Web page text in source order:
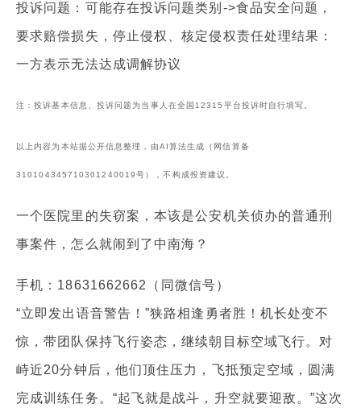
投诉问题：可能存在投诉问题类别->食品安全问题，
要求赔偿损失，停止侵权、核定侵权责任处理结果：
一方表示无法达成调解协议
注：投诉基本信息、投诉问题为当事人在全国12315平台投诉时自行填写。
以上内容为本站据公开信息整理，由AI算法生成（网信算备
310104345710301240019号），不构成投资建议。
一个医院里的失窃案，本该是公安机关侦办的普通刑
事案件，怎么就闹到了中南海？
手机：18631662662（同微信号）
“立即发出语音警告！”狭路相逢勇者胜！机长处变不
惊，带团队保持飞行姿态，继续朝目标空域飞行。对
峙近20分钟后，他们顶住压力，飞抵预定空域，圆满
完成训练任务。“起飞就是战斗，升空就要迎敌。”这次